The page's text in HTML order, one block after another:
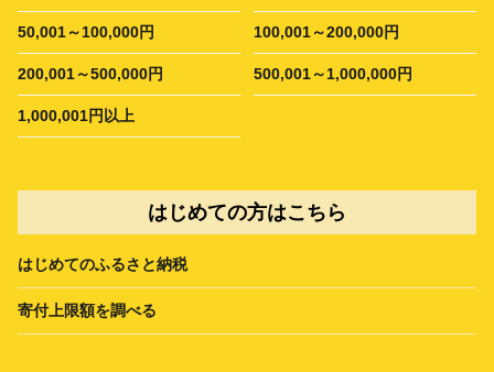
50,001～100,000円 100,001～200,000円
200,001～500,000円 500,001～1,000,000円
1,000,001円以上
はじめての方はこちら
はじめてのふるさと納税
寄付上限額を調べる